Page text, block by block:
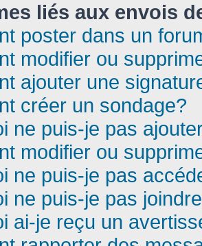
liés aux envois
poster dans un
modifier ou
ajouter une
créer un sondage?
ne puis-je pas
modifier ou
ne puis-je pas
ne puis-je pas
ai-je reçu un